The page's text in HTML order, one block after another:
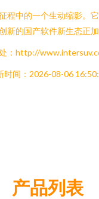
中的一个生动缩影
的国产软件新生态正
：http://
时间：2026-08-06
产品列表